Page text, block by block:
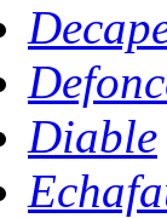
Diable